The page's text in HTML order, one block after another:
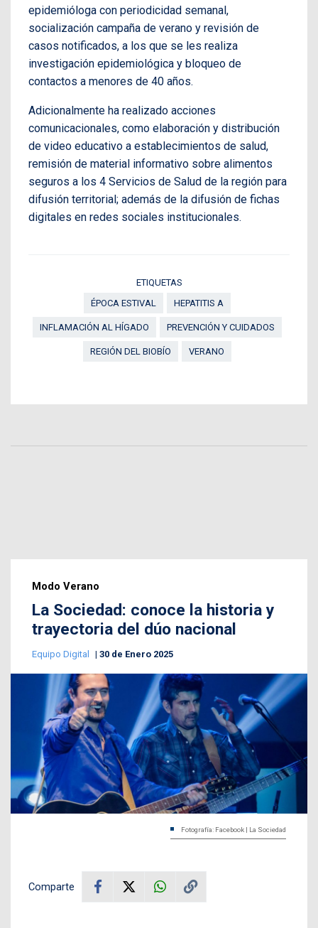
epidemióloga con periodicidad semanal,
socialización campaña de verano y revisión de
casos notificados, a los que se les realiza
investigación epidemiológica y bloqueo de
contactos a menores de 40 años.
Adicionalmente ha realizado acciones
comunicacionales, como elaboración y distribución
de video educativo a establecimientos de salud,
remisión de material informativo sobre alimentos
seguros a los 4 Servicios de Salud de la región para
difusión territorial; además de la difusión de fichas
digitales en redes sociales institucionales.
ETIQUETAS
ÉPOCA ESTIVAL
HEPATITIS A
INFLAMACIÓN AL HÍGADO PREVENCIÓN Y CUIDADOS
REGIÓN DEL BIOBÍO VERANO
Modo Verano
La Sociedad: conoce la historia y
trayectoria del dúo nacional
Equipo Digital 30 de Enero 2025
Fotografía: Facebook | La Sociedad
Comparte